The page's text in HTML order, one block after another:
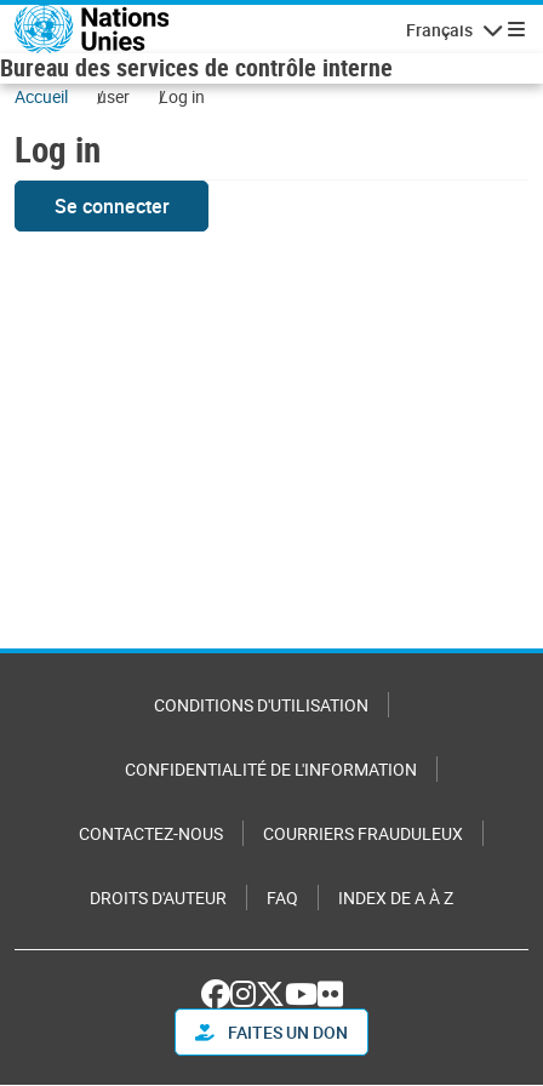
Skip to main content
Français
Bureau des services de contrôle interne
Accueil user Log in
Log in
Se connecter
CONDITIONS D'UTILISATION
CONFIDENTIALITÉ DE L'INFORMATION
CONTACTEZ-NOUS COURRIERS FRAUDULEUX
DROITS D'AUTEUR FAQ INDEX DE A À Z
FAITES UN DON